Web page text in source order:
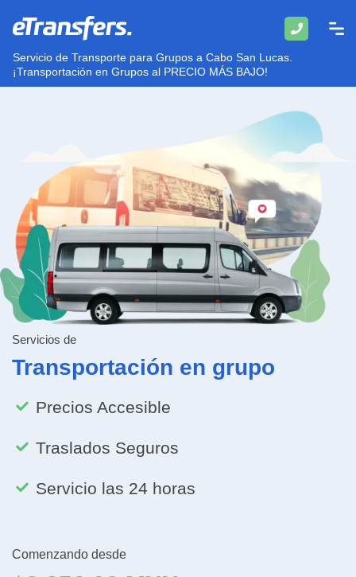
Servicio de Transporte para Grupos a Cabo San Lucas.
¡Transportación en Grupos al PRECIO MÁS BAJO!
Servicios de
Transportación en grupo
Precios Accesible
Traslados Seguros
Servicio las 24 horas
Comenzando desde